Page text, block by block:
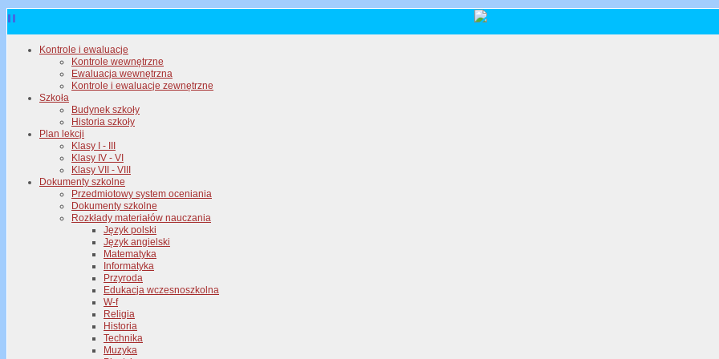
Kontrole i ewaluacje
Kontrole wewnętrzne
Ewaluacja wewnętrzna
Kontrole i ewaluacje zewnętrzne
Szkoła
Budynek szkoły
Historia szkoły
Plan lekcji
Klasy I - III
Klasy IV - VI
Klasy VII - VIII
Dokumenty szkolne
Przedmiotowy system oceniania
Dokumenty szkolne
Rozkłady materiałów nauczania
Język polski
Język angielski
Matematyka
Informatyka
Przyroda
Edukacja wczesnoszkolna
W-f
Religia
Historia
Technika
Muzyka